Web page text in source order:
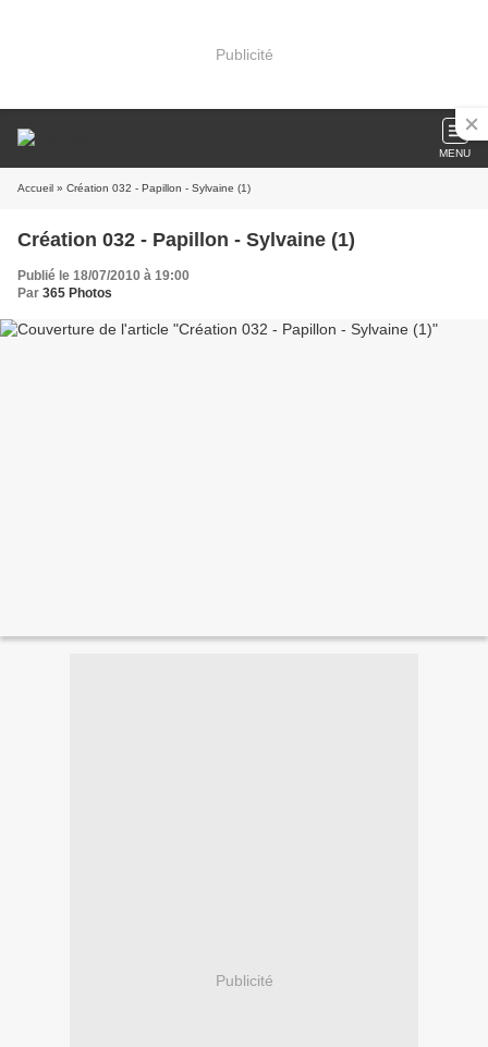
Publicité
MENU
Accueil » Création 032 - Papillon - Sylvaine (1)
Création 032 - Papillon - Sylvaine (1)
Publié le 18/07/2010 à 19:00
Par 365 Photos
Publicité